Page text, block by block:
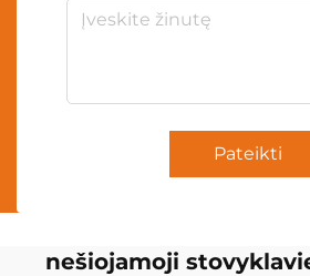
Pateikti
nešiojamoji